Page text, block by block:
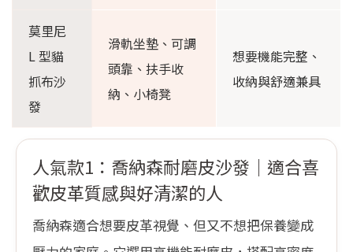
莫里尼
L 型貓
抓布沙
發
滑軌坐墊、可調
頭靠、扶手收
納、小椅凳
想要機能完整、
收納與舒適兼具
人氣款1：喬納森耐磨皮沙發｜適合喜
歡皮革質感與好清潔的人
喬納森適合想要皮革視覺、但又不想把保養變成